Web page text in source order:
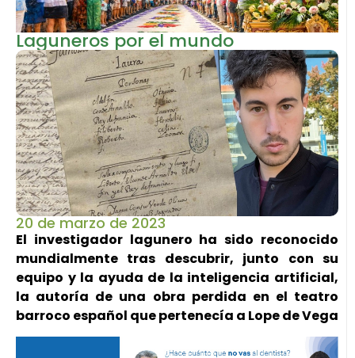
Laguneros por el mundo
20 de marzo de 2023
El investigador lagunero ha sido reconocido
mundialmente tras descubrir, junto con su
equipo y la ayuda de la inteligencia artificial,
la autoría de una obra perdida en el teatro
barroco español que pertenecía a Lope de Vega